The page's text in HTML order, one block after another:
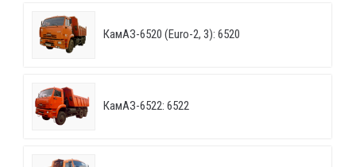
КамАЗ-6520 (Euro-2, 3): 6520
КамАЗ-6522: 6522